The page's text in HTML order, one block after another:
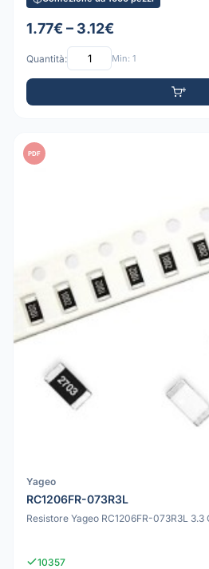
1.77€ – 3.12€
Quantità: Min: 1
PDF
Yageo
RC1206FR-073R3L
Resistore Yageo RC1206FR-073R3L 3.3
10357